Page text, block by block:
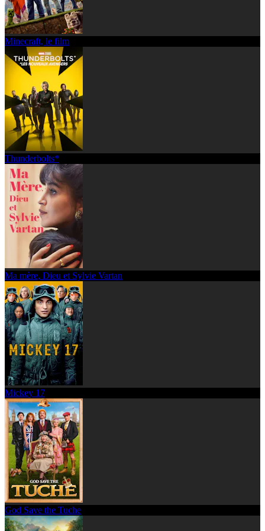
Minecraft, le film
Thunderbolts*
Ma mère, Dieu et Sylvie Vartan
Mickey 17
God Save the Tuche